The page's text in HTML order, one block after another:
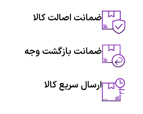
ضمانت اصالت کالا
ضمانت بازگشت وجه
ارسال سریع کالا